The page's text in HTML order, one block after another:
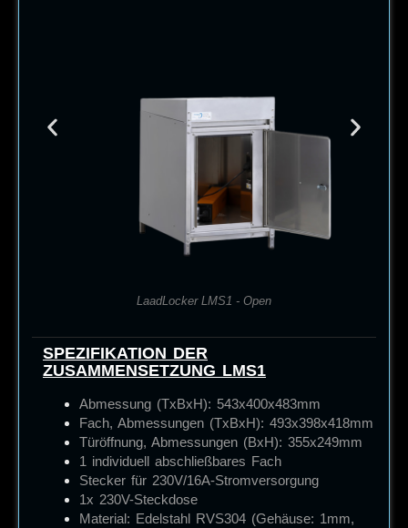
LaadLocker LMS1 - Open
SPEZIFIKATION DER
ZUSAMMENSETZUNG LMS1
Abmessung (TxBxH): 543x400x483mm
Fach, Abmessungen (TxBxH): 493x398x418mm
Türöffnung, Abmessungen (BxH): 355x249mm
1 individuell abschließbares Fach
Stecker für 230V/16A-Stromversorgung
1x 230V-Steckdose
Material: Edelstahl RVS304 (Gehäuse: 1mm,